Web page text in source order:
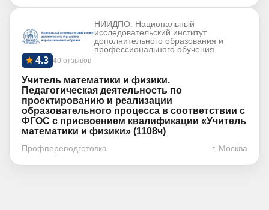
НИИДПО. Национальный
исследовательский институт
дополнительного образования и
профессионального обучения
40 отзывов
4.3
Учитель математики и физики.
Педагогическая деятельность по
проектированию и реализации
образовательного процесса в соответствии с
ФГОС с присвоением квалификации «Учитель
математики и физики» (1108ч)
Профпереподготовка г. Москва